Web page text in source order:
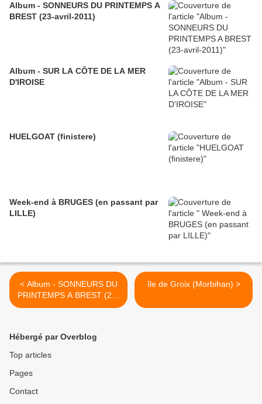
Album - SONNEURS DU PRINTEMPS A
BREST (23-avril-2011)
Album - SUR LA CÔTE DE LA MER
D'IROISE
HUELGOAT (finistere)
Week-end à BRUGES (en passant par
LILLE)
< Album - SONNEURS DU
PRINTEMPS A BREST (23-
avril-2011)
île de Groix (Morbihan) >
Hébergé par Overblog
Top articles
Pages
Contact